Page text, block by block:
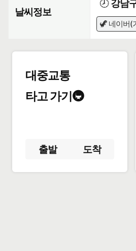
날씨정보
🕗강남
🦖 네이버(
대중교통
타고 가기🚇
출발 도착